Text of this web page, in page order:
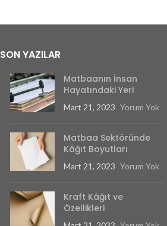
SON YAZILAR
Matbaanın İnsan
Hayatındaki Yeri
Mart 21, 2023 Yorum Yok
Matbaa Sektöründe
Kâğıt Boyutları
Mart 21, 2023 Yorum Yok
Kraft Kâğıt ve
Özellikleri